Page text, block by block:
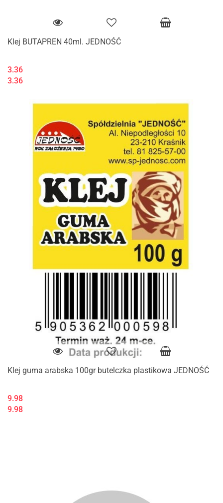
Klej BUTAPREN 40ml. JEDNOŚĆ
3.36
3.36
Klej guma arabska 100gr butelczka plastikowa JEDNOŚĆ
9.98
9.98